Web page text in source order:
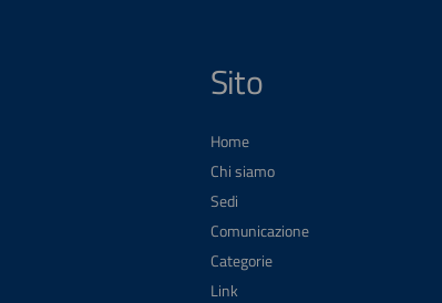
Sito
Home
Chi siamo
Sedi
Comunicazione
Categorie
Link